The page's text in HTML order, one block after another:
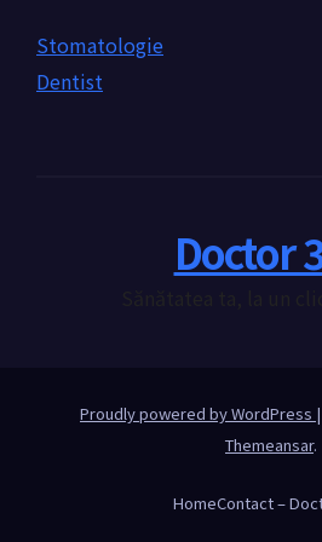
Stomatologie
Dentist
Doctor
Proudly powered by WordPress |
Themeansar.
HomeContact –